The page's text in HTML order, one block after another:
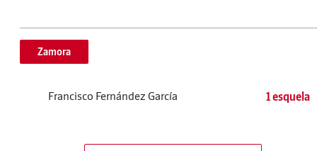
Zamora
Francisco Fernández García 1 esquela